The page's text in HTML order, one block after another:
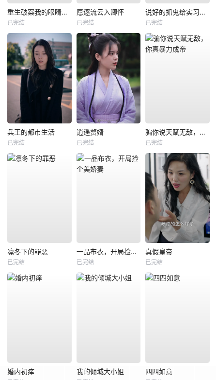
重生破案我的眼睛能锁定凶手
已完结
愿逐流云入卿怀
已完结
说好的抓鬼给实习证明，咋成判官了
已完结
兵王的都市生活
已完结
逍遥赘婿
已完结
骗你说天赋无敌，你真暴力成帝
已完结
凛冬下的罪恶
已完结
一品布衣，开局捡个美娇妻
已完结
真假皇帝
已完结
婚内初痒 我的倾城大小姐 四四如意